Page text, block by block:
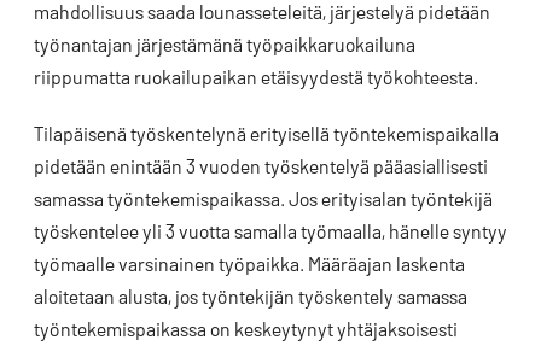
mahdollisuus saada lounasseteleitä, järjestelyä pidetään
työnantajan järjestämänä työpaikkaruokailuna
riippumatta ruokailupaikan etäisyydestä työkohteesta.
Tilapäisenä työskentelynä erityisellä työntekemispaikalla
pidetään enintään 3 vuoden työskentelyä pääasiallisesti
samassa työntekemispaikassa. Jos erityisalan työntekijä
työskentelee yli 3 vuotta samalla työmaalla, hänelle syntyy
työmaalle varsinainen työpaikka. Määräajan laskenta
aloitetaan alusta, jos työntekijän työskentely samassa
työntekemispaikassa on keskeytynyt yhtäjaksoisesti